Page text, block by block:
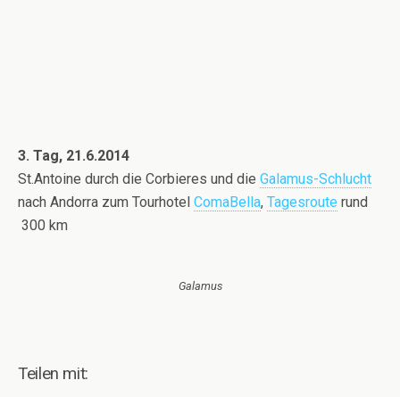
3. Tag, 21.6.2014
St.Antoine durch die Corbieres und die Galamus-Schlucht
nach Andorra zum Tourhotel ComaBella, Tagesroute rund
300 km
Galamus
Teilen mit: